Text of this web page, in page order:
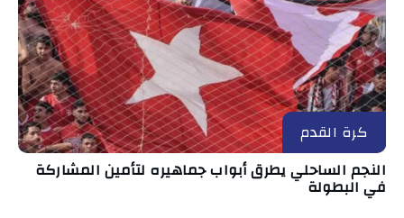
كرة القدم
النجم الساحلي يطرق أبواب جماهيره لتأمين المشاركة
في البطولة